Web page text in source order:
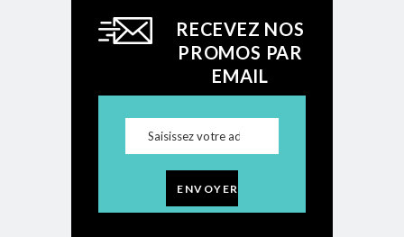
RECEVEZ NOS
PROMOS PAR
EMAIL
ENVOYER